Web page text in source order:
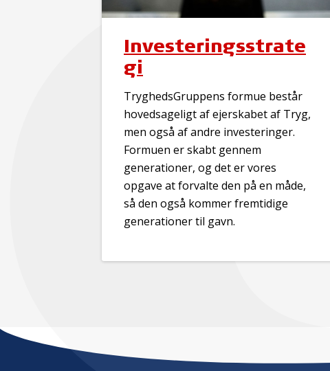
Investeringsstrate
gi
TryghedsGruppens formue består
hovedsageligt af ejerskabet af Tryg,
men også af andre investeringer.
Formuen er skabt gennem
generationer, og det er vores
opgave at forvalte den på en måde,
så den også kommer fremtidige
generationer til gavn.